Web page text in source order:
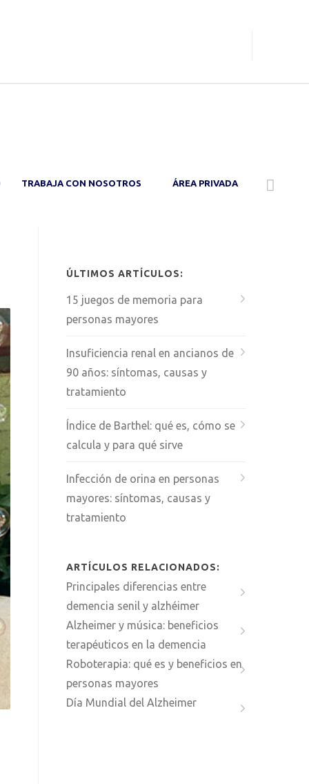
TRABAJA CON NOSOTROS ÁREA PRIVADA
ÚLTIMOS ARTÍCULOS:
15 juegos de memoria para
personas mayores
Insuficiencia renal en ancianos de
90 años: síntomas, causas y
tratamiento
Índice de Barthel: qué es, cómo se
calcula y para qué sirve
Infección de orina en personas
mayores: síntomas, causas y
tratamiento
ARTÍCULOS RELACIONADOS:
Principales diferencias entre
demencia senil y alzhéimer
Alzheimer y música: beneficios
terapéuticos en la demencia
Roboterapia: qué es y beneficios en
personas mayores
Día Mundial del Alzheimer